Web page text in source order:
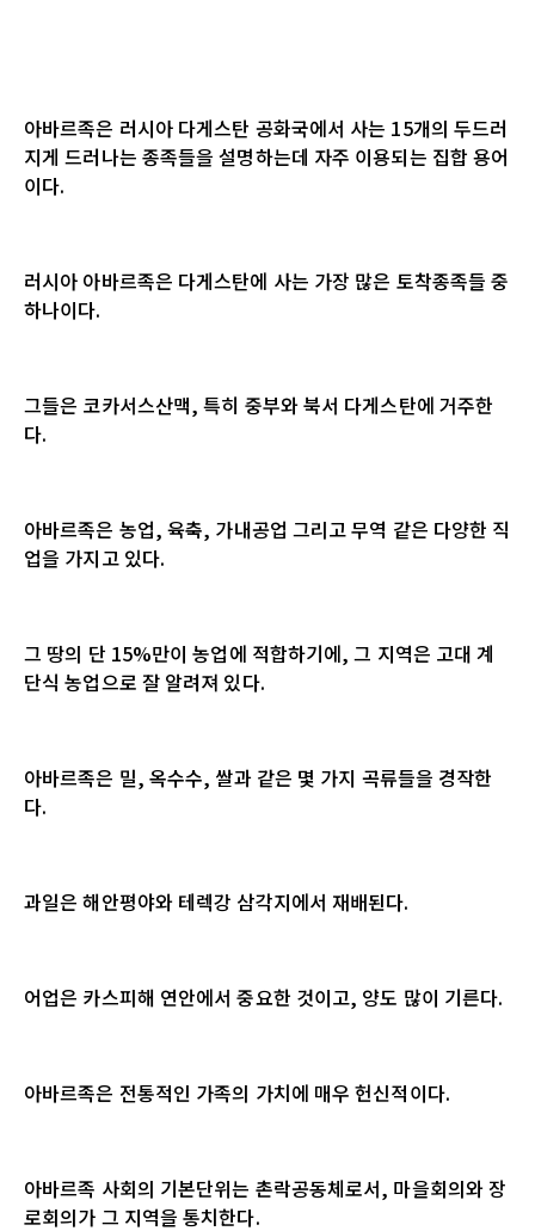
아바르족은 러시아 다게스탄 공화국에서 사는 15개의 두드러
지게 드러나는 종족들을 설명하는데 자주 이용되는 집합 용어
이다.
러시아 아바르족은 다게스탄에 사는 가장 많은 토착종족들 중
하나이다.
그들은 코카서스산맥, 특히 중부와 북서 다게스탄에 거주한
다.
아바르족은 농업, 육축, 가내공업 그리고 무역 같은 다양한 직
업을 가지고 있다.
그 땅의 단 15%만이 농업에 적합하기에, 그 지역은 고대 계
단식 농업으로 잘 알려져 있다.
아바르족은 밀, 옥수수, 쌀과 같은 몇 가지 곡류들을 경작한
다.
과일은 해안평야와 테렉강 삼각지에서 재배된다.
어업은 카스피해 연안에서 중요한 것이고, 양도 많이 기른다.
아바르족은 전통적인 가족의 가치에 매우 헌신적이다.
아바르족 사회의 기본단위는 촌락공동체로서, 마을회의와 장
로회의가 그 지역을 통치한다.